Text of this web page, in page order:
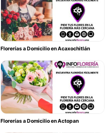
Florerías a Domicilio en Acaxochitlán
Florerías a Domicilio en Actopan